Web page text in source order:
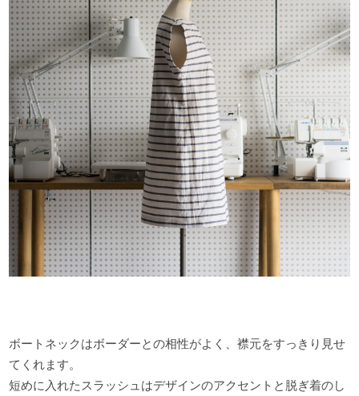
ボートネックはボーダーとの相性がよく、襟元をすっきり見せ
てくれます。
短めに入れたスラッシュはデザインのアクセントと脱ぎ着のし